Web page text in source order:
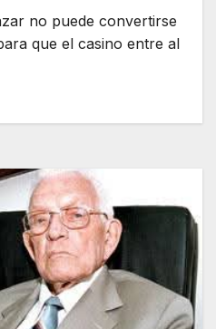
no puede convertirse
que el casino entre al